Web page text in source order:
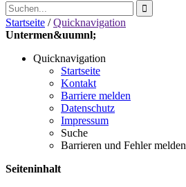
Startseite /Quicknavigation
Untermen&uumnl;
Quicknavigation
Startseite
Kontakt
Barriere melden
Datenschutz
Impressum
Suche
Barrieren und Fehler melden
Seiteninhalt